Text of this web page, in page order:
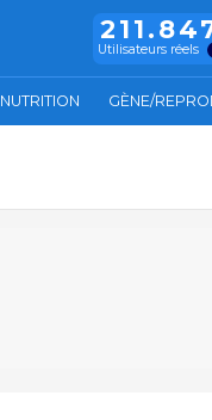
Utilisateurs réels
NUTRITION GÈNE/